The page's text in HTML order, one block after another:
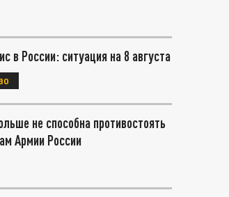
в России: ситуация на 8 августа
не способна противостоять
Армии России